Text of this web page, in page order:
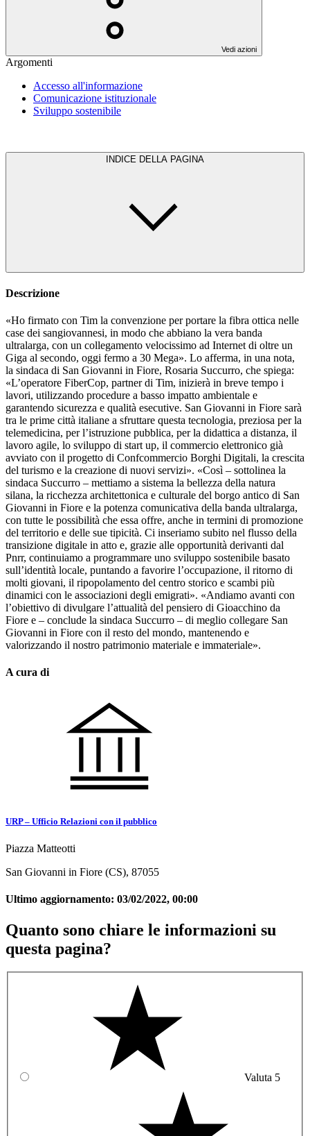
Vedi azioni
Argomenti
Accesso all'informazione
Comunicazione istituzionale
Sviluppo sostenibile
INDICE DELLA PAGINA
Descrizione
«Ho firmato con Tim la convenzione per portare la fibra ottica nelle
case dei sangiovannesi, in modo che abbiano la vera banda
ultralarga, con un collegamento velocissimo ad Internet di oltre un
Giga al secondo, oggi fermo a 30 Mega». Lo afferma, in una nota,
la sindaca di San Giovanni in Fiore, Rosaria Succurro, che spiega:
«L’operatore FiberCop, partner di Tim, inizierà in breve tempo i
lavori, utilizzando procedure a basso impatto ambientale e
garantendo sicurezza e qualità esecutive. San Giovanni in Fiore sarà
tra le prime città italiane a sfruttare questa tecnologia, preziosa per la
telemedicina, per l’istruzione pubblica, per la didattica a distanza, il
lavoro agile, lo sviluppo di start up, il commercio elettronico già
avviato con il progetto di Confcommercio Borghi Digitali, la crescita
del turismo e la creazione di nuovi servizi». «Così – sottolinea la
sindaca Succurro – mettiamo a sistema la bellezza della natura
silana, la ricchezza architettonica e culturale del borgo antico di San
Giovanni in Fiore e la potenza comunicativa della banda ultralarga,
con tutte le possibilità che essa offre, anche in termini di promozione
del territorio e delle sue tipicità. Ci inseriamo subito nel flusso della
transizione digitale in atto e, grazie alle opportunità derivanti dal
Pnrr, continuiamo a programmare uno sviluppo sostenibile basato
sull’identità locale, puntando a favorire l’occupazione, il ritorno di
molti giovani, il ripopolamento del centro storico e scambi più
dinamici con le associazioni degli emigrati». «Andiamo avanti con
l’obiettivo di divulgare l’attualità del pensiero di Gioacchino da
Fiore e – conclude la sindaca Succurro – di meglio collegare San
Giovanni in Fiore con il resto del mondo, mantenendo e
valorizzando il nostro patrimonio materiale e immateriale».
A cura di
URP – Ufficio Relazioni con il pubblico
Piazza Matteotti
San Giovanni in Fiore (CS), 87055
Ultimo aggiornamento: 03/02/2022, 00:00
Quanto sono chiare le informazioni su
questa pagina?
Valuta 5